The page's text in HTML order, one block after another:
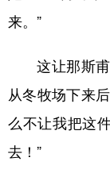
来。”
这让那斯甫
从冬牧场下来
么不让我把这
去！”